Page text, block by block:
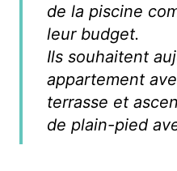
de la piscine
leur budget.
Ils souhaitent
appartement
terrasse et
de plain-pied